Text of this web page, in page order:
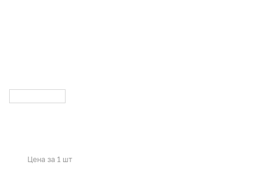
Цена за 1 шт